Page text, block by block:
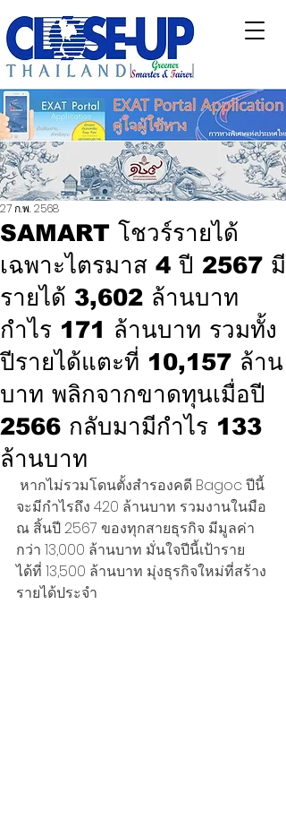
SAMART โชวร์รายได้
เฉพาะไตรมาส 4 ปี 2567 มี
รายได้ 3,602 ล้านบาท
กำไร 171 ล้านบาท รวมทั้ง
ปีรายได้แตะที่ 10,157 ล้าน
บาท พลิกจากขาดทุนเมื่อปี
2566 กลับมามีกำไร 133
ล้านบาท
27 ก.พ. 2568
จะมีกำไรถึง 420 ล้านบาท รวมงานในมือ
ณ สิ้นปี 2567 ของทุกสายธุรกิจ มีมูลค่า
กว่า 13,000 ล้านบาท มั่นใจปีนี้เป้าราย
ได้ที่ 13,500 ล้านบาท มุ่งธุรกิจใหม่ที่สร้าง
รายได้ประจำ